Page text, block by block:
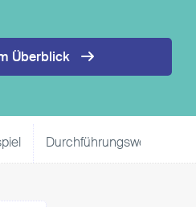
Überblick
Durchführungswege